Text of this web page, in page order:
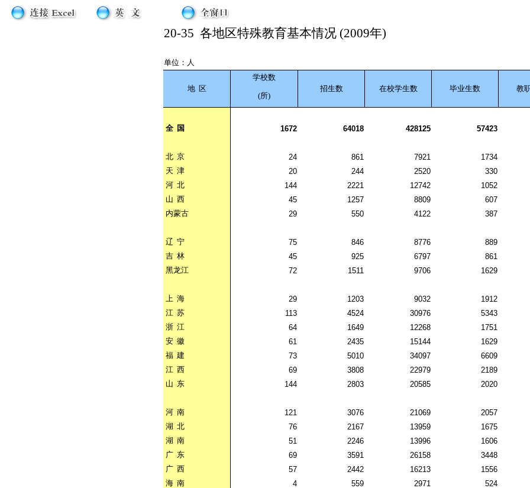
20-35 各地区特殊教育基本情况 (2009年)
单位：人
地 区
学校数
招生数
在校学生数 毕业生数
教
(所)
全 国 1672 64018 428125 57423
北 京 24 861 7921
1734
天 津 20 244 2520
330
河 北 144 2221 12742
1052
山 西 45 1257 8809
607
内蒙古
29 550 4122 387
辽 宁 75 846 8776
889
吉 林 45 925 6797
861
黑龙江
72 1511 9706 1629
上 海 29 1203 9032
1912
江 苏 113 4524 30976
5343
浙 江 64 1649 12268
1751
安 徽 61 2435 15144
1629
福 建 73 5010 34097
6609
江 西 69 3808 22979
2189
山 东 144 2803 20585 2020
河 南 121 3076 21069
2057
湖 北 76 2167 13959
1675
湖 南 51 2246 13996
1606
广 东 69 3591 26158
3448
广 西 57 2442 16213
1556
海 南 4 559 2971 524